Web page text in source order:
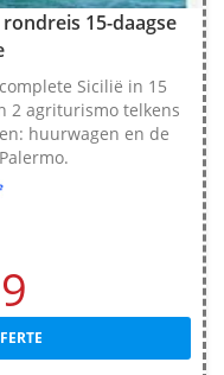
15-daagse
Sicilië in 15
2 agriturismo telkens
huurwagen en de